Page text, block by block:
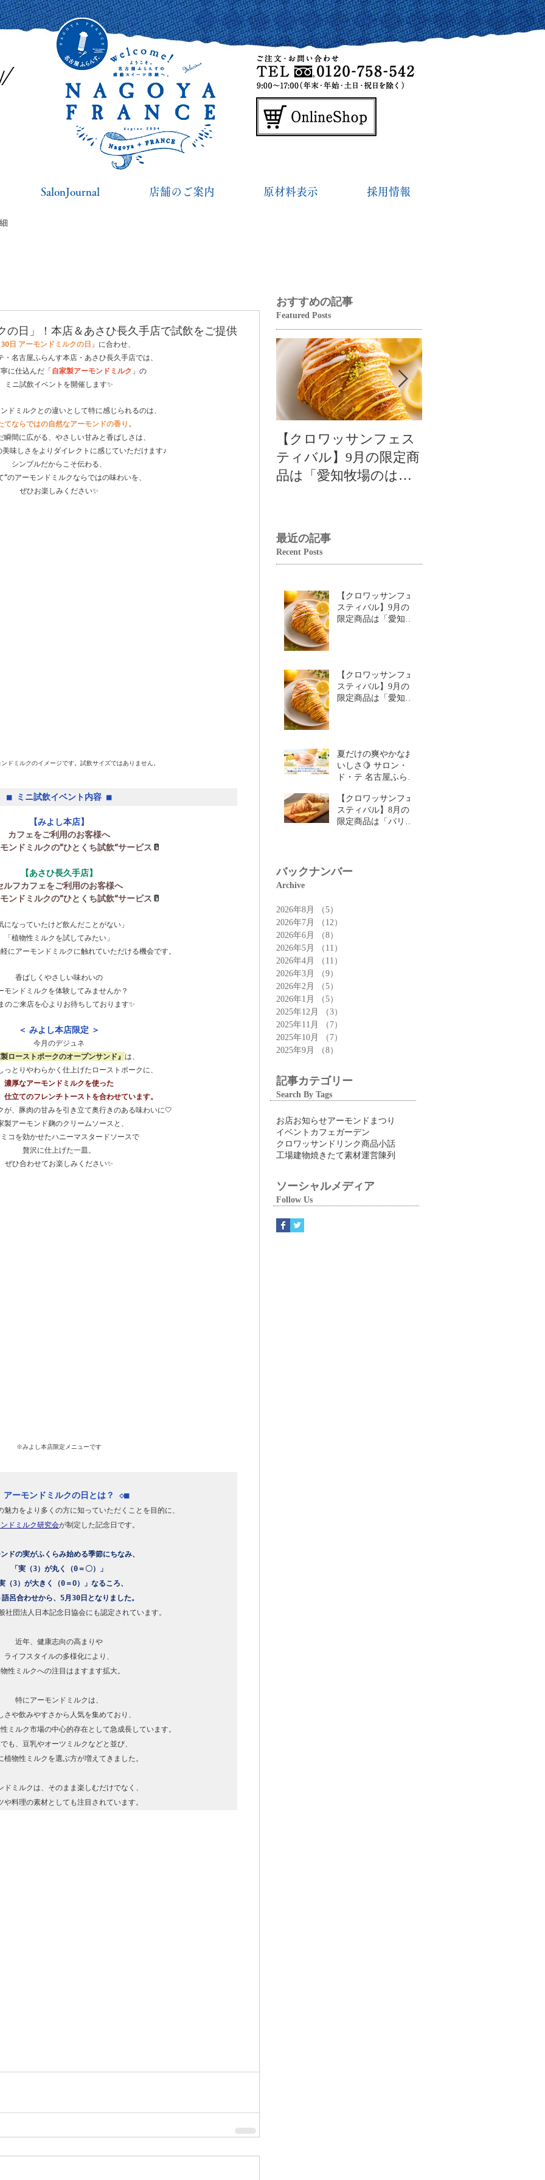
SalonJournal 店舗のご案内 原材料表示 採用情報
の日」！本店＆あさひ長久手店で試飲をご提供
日 アーモンドミルクの日 」に合わせ、
・名古屋ふらんす本店・あさひ長久手店では、
に仕込んだ「自家製アーモンドミルク 」の
ミニ試飲イベントを開催します✨
ドミルクとの違いとして特に感じられるのは、
てならではの自然なアーモンドの香り。
瞬間に広がる、やさしい甘みと香ばしさは、
味しさをよりダイレクトに感じていただけます♪
シンプルだからこそ伝わる、
”のアーモンドミルクならではの味わいを、
ぜひお楽しみください✨
ドミルクのイメージです。試飲サイズではありません。
■ ミニ試飲イベント内容 ■
【みよし本店】
カフェをご利用のお客様へ
ンドミルクの“ひとくち試飲”サービス 🥛
【あさひ長久手店】
ルフカフェをご利用のお客様へ
ンドミルクの“ひとくち試飲”サービス 🥛
になっていたけど飲んだことがない」
「植物性ミルクを試してみたい」
にアーモンドミルクに触れていただける機会です。
香ばしくやさしい味わいの
モンドミルクを体験してみませんか？
のご来店を心よりお待ちしております✨
＜ みよし本店限定 ＞
今月のデジュネ
製ローストポークのオープンサンド』 は、
っとりやわらかく仕上げたローストポークに、
濃厚なアーモンドミルクを使った
仕立てのフレンチトーストを合わせています。
が、豚肉の甘みを引き立て奥行きのある味わいに🤍
製アーモンド麹のクリームソースと、
コを効かせたハニーマスタードソースで
贅沢に仕上げた一皿。
ぜひ合わせてお楽しみください✨
※みよし本店限定メニューです
ーモンドミルクの日とは？ ◇■
ドミルク研究会が制定した記念日です。
ドの実がふくらみ始める季節にちなみ、
「実（3）が丸く（0＝〇）」
実（3）が大きく（0＝O）」なるころ、
語呂合わせから、5月30日となりました。
社団法人日本記念日協会にも認定されています。
近年、健康志向の高まりや
ライフスタイルの多様化により、
性ミルクへの注目はますます拡大。
特にアーモンドミルクは、
さや飲みやすさから人気を集めており、
ミルク市場の中心的存在として急成長しています。
も、豆乳やオーツミルクなどと並び、
植物性ミルクを選ぶ方が増えてきました。
ドミルクは、そのまま楽しむだけでなく、
おすすめの記事
Featured Posts
【クロワッサンフェス
ティバル】9月の限定商
品は「愛知牧場のはち
最近の記事
Recent Posts
【クロワッサンフェ
スティバル】9月の
限定商品は「愛知牧
【クロワッサンフェ
スティバル】9月の
限定商品は「愛知牧
夏だけの爽やかなお
いしさ🍋 サロン・
ド・テ 名古屋ふらん
特集」
【クロワッサンフェ
スティバル】8月の
限定商品は「パリパ
バックナンバー
Archive
2026年8月 （5）
2026年7月
（12）
2026年6月
（8）
2026年5月
（11）
2026年4月
（11）
2026年3月
（9）
2026年2月
（5）
2026年1月
（5）
2025年12月
（3）
2025年11月
（7）
2025年10月
（7）
2025年9月
（8）
記事カテゴリー
Search By Tags
お店お知らせアーモンドまつり
イベント カフェ ガーデン
クロワッサン ドリンク商品小話
工場建物焼きたて素材運営陳列
ソーシャルメディア
Follow Us